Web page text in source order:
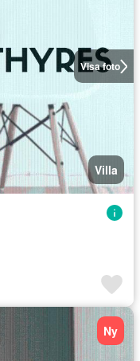
Visa foto
Villa
Ny